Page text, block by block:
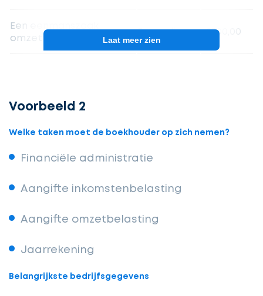
Een eenmanszaak
omzetten naar een BV
Eenmalig €500,00
Laat meer zien
Voorbeeld 2
Welke taken moet de boekhouder op zich nemen?
Financiële administratie
Aangifte inkomstenbelasting
Aangifte omzetbelasting
Jaarrekening
Belangrijkste bedrijfsgegevens